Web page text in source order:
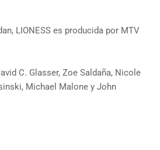
LIONESS es producida por MTV
C. Glasser, Zoe Saldaña, Nicole
Michael Malone y John